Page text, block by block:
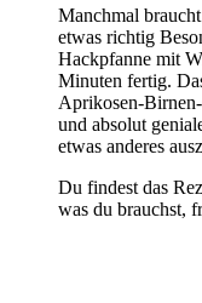
Manchmal
etwas richtig
Hackpfanne mit
Minuten fertig.
Aprikosen-
und absolut
etwas anderes
Du findest das
was du brauchst,